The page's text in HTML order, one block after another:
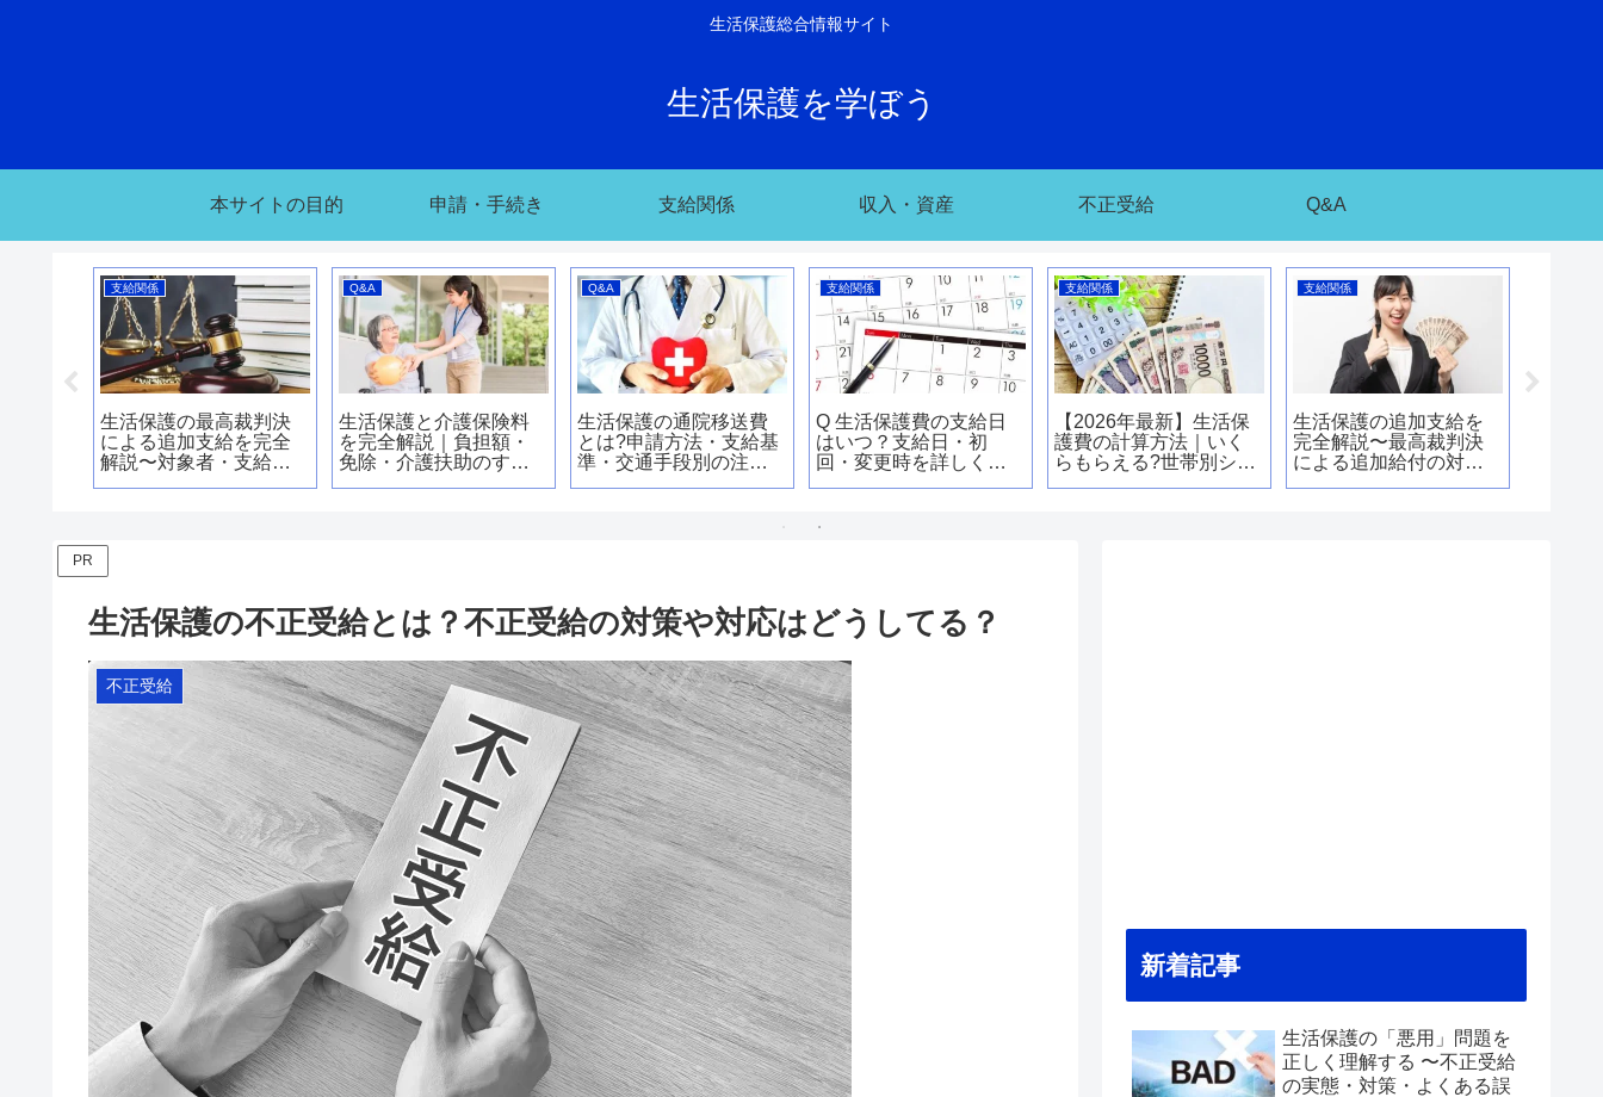
生活保護総合情報サイト
生活保護を学ぼう
本サイトの目的 申請・手続き 支給関係 収入・資産 不正受給 Q&A
支給関係
生活保護の最高裁判決
による追加支給を完全
解説〜対象者・支給
Q&A
生活保護と介護保険料
を完全解説｜負担額・
免除・介護扶助のすべ
Q&A
生活保護の通院移送費
とは?申請方法・支給基
準・交通手段別の注意
支給関係
Q 生活保護費の支給日
はいつ？支給日・初
回・変更時を詳しく解
支給関係
【2026年最新】生活保
護費の計算方法｜いく
らもらえる?世帯別シミ
支給関係
生活保護の追加支給を
完全解説〜最高裁判決
による追加給付の対象
PR
生活保護の不正受給とは？不正受給の対策や対応はどうしてる？
不正受給
新着記事
生活保護の「悪用」問題を
正しく理解する 〜不正受給
の実態・対策・よくある誤